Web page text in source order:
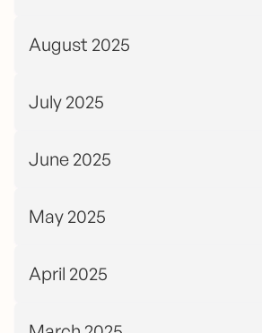
August 2025
July 2025
June 2025
May 2025
April 2025